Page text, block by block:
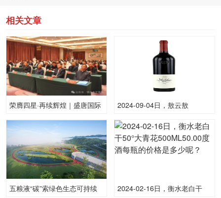
相关文章
荣膺四星·再续辉煌｜盛唐国际
典圆满举行
2024-09-04日，敖云敖
的价格是多少呢？
五粮液“碳”索绿色生态可持续
2024-02-16日，衡水老白干